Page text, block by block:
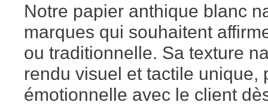
Notre papier anthique blanc
marques qui souhaitent
ou traditionnelle. Sa texture
rendu visuel et tactile
émotionnelle avec le client